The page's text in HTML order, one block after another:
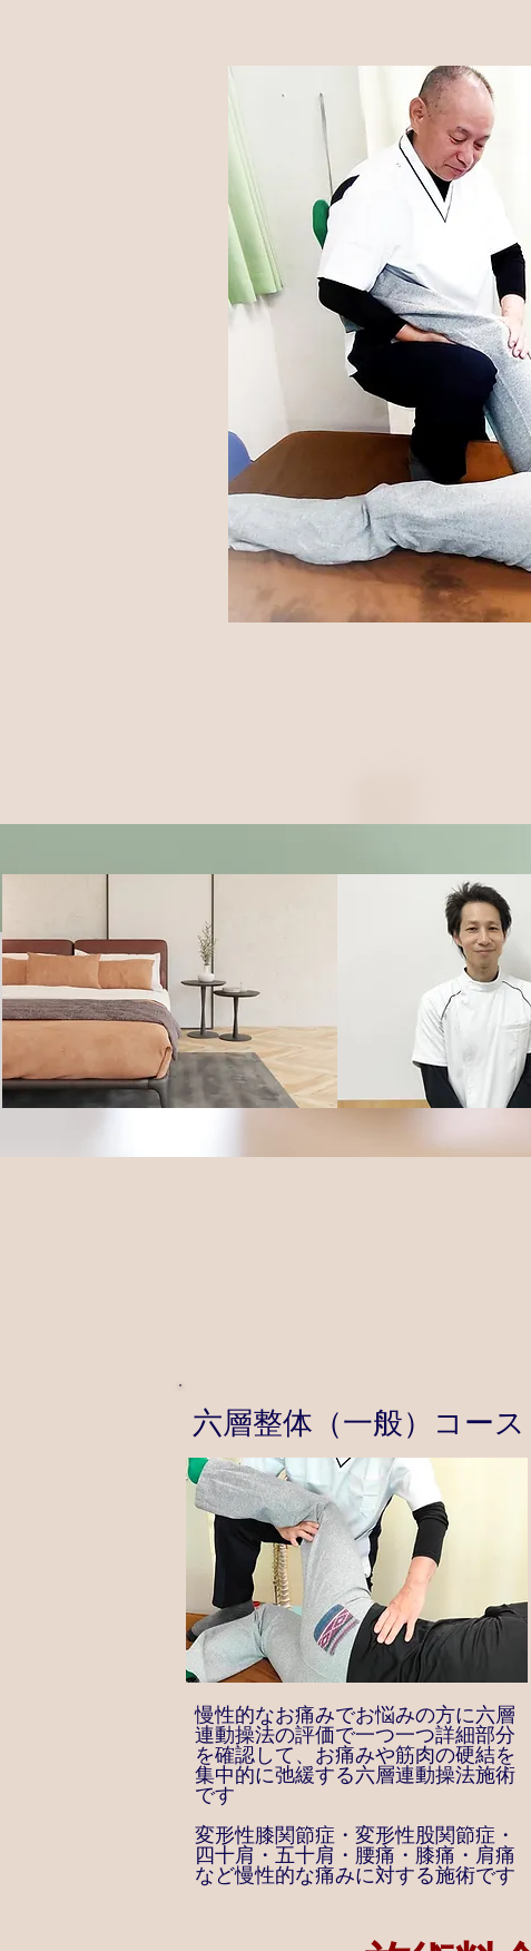
六層整体（一般）コース
慢性的なお痛みでお悩みの方に六層
連動操法の評価で一つ一つ詳細部分
を確認して、お痛みや筋肉の硬結を
集中的に弛緩する六層連動操法施術
です
変形性膝関節症・変形性股関節症・
四十肩・五十肩・腰痛・膝痛・肩痛
など慢性的な痛みに対する施術です